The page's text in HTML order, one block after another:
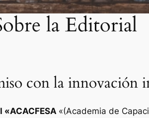
la Editorial
con la innovación
«ACACFESA «(Academia de